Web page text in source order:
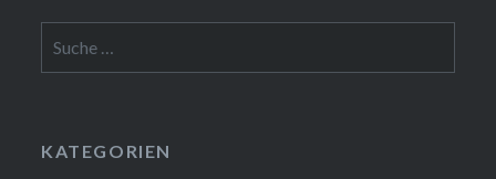
nach:
KATEGORIEN